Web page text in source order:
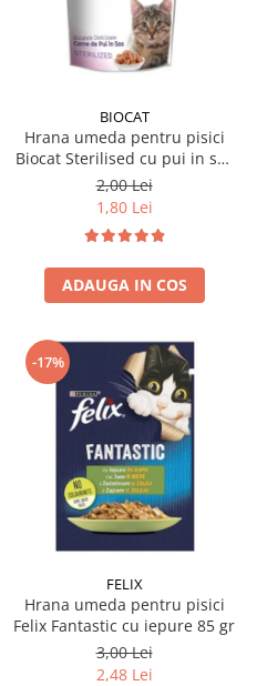
BIOCAT
Hrana umeda pentru pisici
Biocat Sterilised cu pui in sos
85 gr
2,00 Lei
1,80 Lei
ADAUGA IN COS
-17%
FELIX
Hrana umeda pentru pisici
Felix Fantastic cu iepure 85 gr
3,00 Lei
2,48 Lei